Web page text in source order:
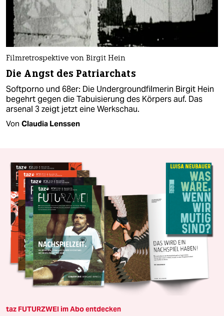
Filmretrospektive von Birgit Hein
Die Angst des Patriarchats
Softporno und 68er: Die Undergroundfilmerin Birgit Hein
begehrt gegen die Tabuisierung des Körpers auf. Das
arsenal 3 zeigt jetzt eine Werkschau.
Von Claudia Lenssen
taz FUTURZWEI im Abo entdecken